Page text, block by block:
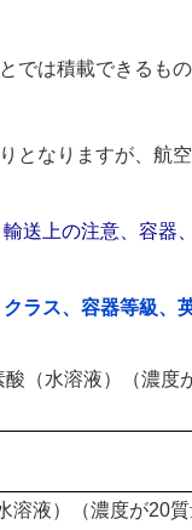
では積載できるも
となりますが、航
送上の注意、容器
ラス、容器等級、
（水溶液）（濃度
溶液）（濃度が20